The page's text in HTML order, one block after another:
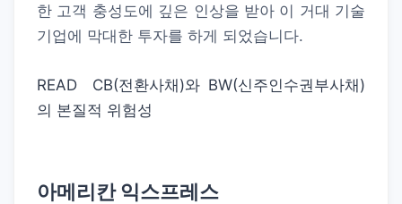
한 고객 충성도에 깊은 인상을 받아 이 거대 기술
기업에 막대한 투자를 하게 되었습니다.
READ
CB(전환사채)와 BW(신주인수권부사채)
의 본질적 위험성
아메리칸 익스프레스